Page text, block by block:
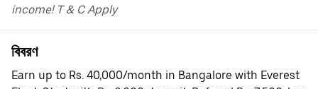
income! T & C Apply
বিবরণ
Earn up to Rs. 40,000/month in Bangalore with Everest